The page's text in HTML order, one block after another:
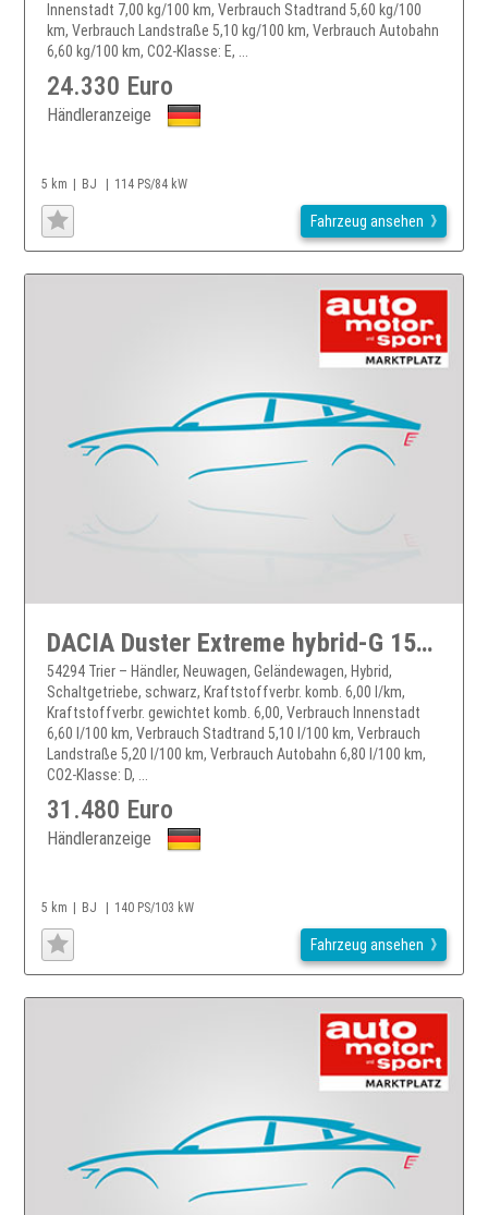
Innenstadt 7,00 kg/100 km, Verbrauch Stadtrand 5,60 kg/100
km, Verbrauch Landstraße 5,10 kg/100 km, Verbrauch Autobahn
6,60 kg/100 km, CO2-Klasse: E, ...
24.330 Euro
Händleranzeige
5 km BJ 114 PS/84 kW
Fahrzeug ansehen
DACIA Duster Extreme hybrid-G 150 4x4
54294 Trier – Händler, Neuwagen, Geländewagen, Hybrid,
Schaltgetriebe, schwarz, Kraftstoffverbr. komb. 6,00 l/km,
Kraftstoffverbr. gewichtet komb. 6,00, Verbrauch Innenstadt
6,60 l/100 km, Verbrauch Stadtrand 5,10 l/100 km, Verbrauch
Landstraße 5,20 l/100 km, Verbrauch Autobahn 6,80 l/100 km,
CO2-Klasse: D, ...
31.480 Euro
Händleranzeige
5 km BJ 140 PS/103 kW
Fahrzeug ansehen